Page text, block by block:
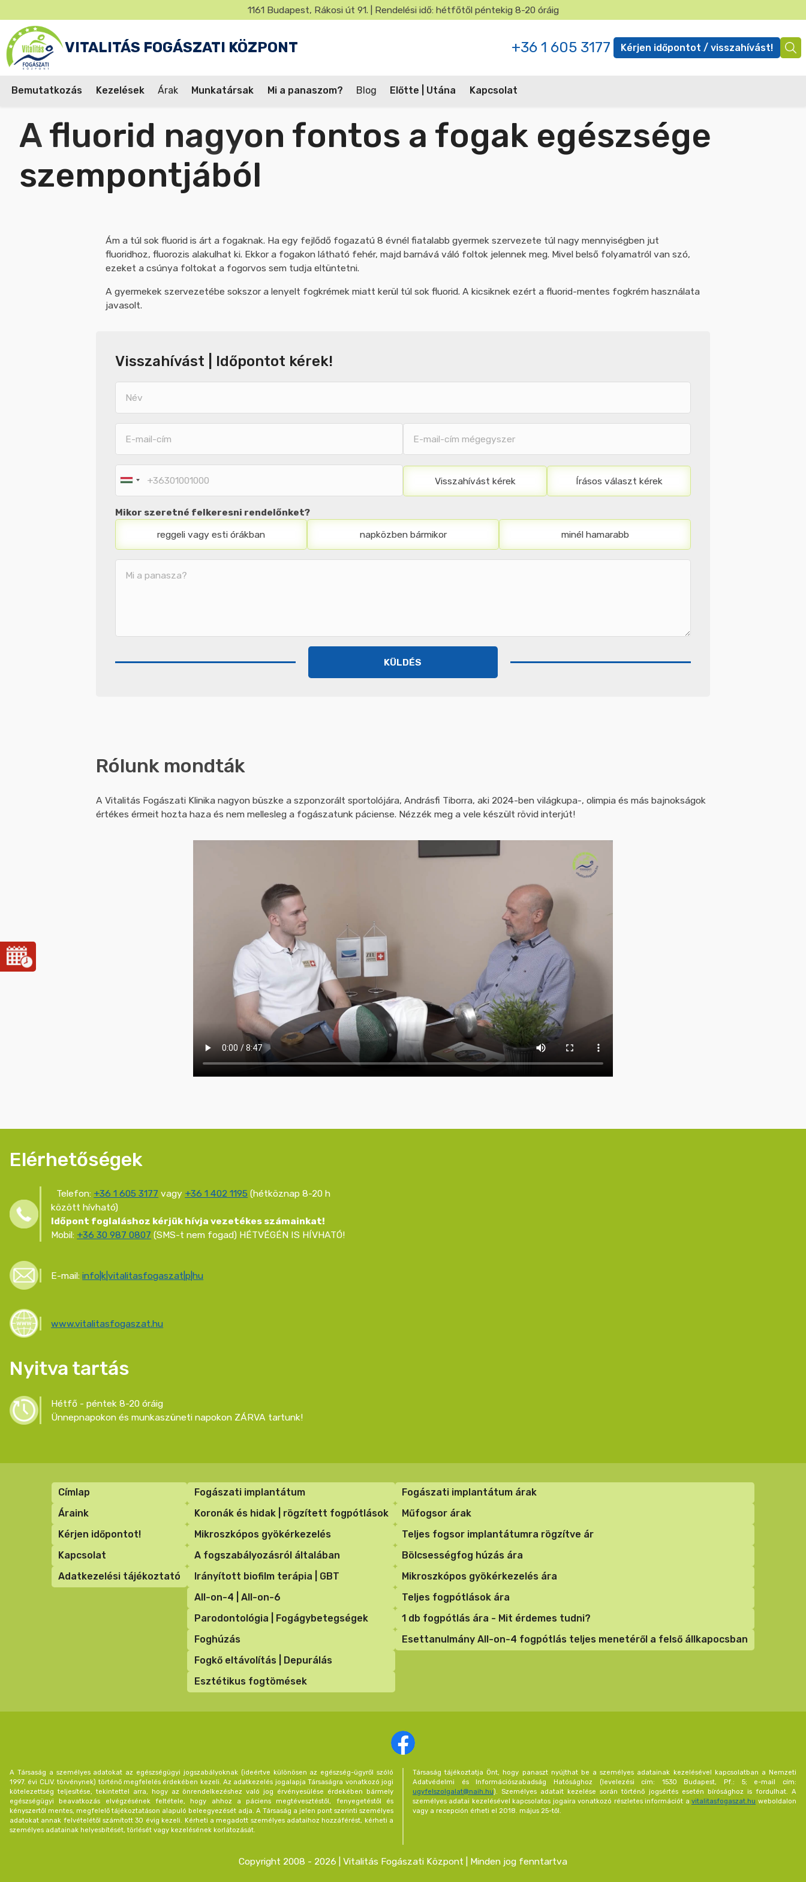
a
tartalomra
1161 Budapest, Rákosi út 91. | Rendelési idő: hétfőtől péntekig 8-20 óráig
VITALITÁS FOGÁSZATI KÖZPONT +36 1 605 3177 Kérjen időpontot / visszahívást!
Fő
navigáció
Bemutatkozás Kezelések Árak Munkatársak Mi a panaszom? Blog Előtte | Utána Kapcsolat
A fluorid nagyon fontos a fogak egészsége
szempontjából
Ám a túl sok fluorid is árt a fogaknak. Ha egy fejlődő fogazatú 8 évnél fiatalabb gyermek szervezete túl nagy mennyiségben jut
fluoridhoz, fluorozis alakulhat ki. Ekkor a fogakon látható fehér, majd barnává váló foltok jelennek meg. Mivel belső folyamatról van szó,
ezeket a csúnya foltokat a fogorvos sem tudja eltüntetni.
A gyermekek szervezetébe sokszor a lenyelt fogkrémek miatt kerül túl sok fluorid. A kicsiknek ezért a fluorid-mentes fogkrém használata
javasolt.
mail-
cím
mail-
cím
mail-
cím
mégegyszer
elérhetőség
Visszahívást kérek Írásos választ kérek
Mikor szeretné felkeresni rendelőnket?
reggeli vagy esti órákban
napközben bármikor minél hamarabb
Rólunk mondták
A Vitalitás Fogászati Klinika nagyon büszke a szponzorált sportolójára, Andrásfi Tiborra, aki 2024-ben világkupa-, olimpia és más bajnokságok
értékes érmeit hozta haza és nem mellesleg a fogászatunk páciense. Nézzék meg a vele készült rövid interjút!
Elérhetőségek
Telefon: +36 1 605 3177 vagy +36 1 402 1195 (hétköznap 8-20 h
között hívható)
Időpont foglaláshoz kérjük hívja vezetékes számainkat!
Mobil: +36 30 987 0807 (SMS-t nem fogad) HÉTVÉGÉN IS HÍVHATÓ!
E-mail:info|k|vitalitasfogaszat|p|hu
www.vitalitasfogaszat.hu
Nyitva tartás
Hétfő - péntek 8-20 óráig
Ünnepnapokon és munkaszüneti napokon ZÁRVA tartunk!
Lábléc
menü
Címlap
Áraink
Kérjen időpontot!
Kapcsolat
Adatkezelési tájékoztató
Fogászati implantátum
Koronák és hidak | rögzített fogpótlások
Mikroszkópos gyökérkezelés
A fogszabályozásról általában
Irányított biofilm terápia | GBT
All-on-4 | All-on-6
Parodontológia | Fogágybetegségek
Foghúzás
Fogkő eltávolítás | Depurálás
Esztétikus fogtömések
Fogászati implantátum árak
Műfogsor árak
Teljes fogsor implantátumra rögzítve ár
Bölcsességfog húzás ára
Mikroszkópos gyökérkezelés ára
Teljes fogpótlások ára
1 db fogpótlás ára - Mit érdemes tudni?
Esettanulmány All-on-4 fogpótlás teljes menetéről a felső állkapocsban
A Társaság a személyes adatokat az egészségügyi jogszabályoknak (ideértve különösen az egészség-ügyről szóló
1997. évi CLIV. törvénynek) történő megfelelés érdekében kezeli. Az adatkezelés jogalapja Társaságra vonatkozó jogi
kötelezettség teljesítése, tekintettel arra, hogy az önrendelkezéshez való jog érvényesülése érdekében bármely
egészségügyi beavatkozás elvégzésének feltétele, hogy ahhoz a páciens megtévesztéstől, fenyegetéstől és
kényszertől mentes, megfelelő tájékoztatáson alapuló beleegyezését adja. A Társaság a jelen pont szerinti személyes
adatokat annak felvételétől számított 30 évig kezeli. Kérheti a megadott személyes adataihoz hozzáférést, kérheti a
személyes adatainak helyesbítését, törlését vagy kezelésének korlátozását.
Társaság tájékoztatja Önt, hogy panaszt nyújthat be a személyes adatainak kezelésével kapcsolatban a Nemzeti
Adatvédelmi és Információszabadság Hatósághoz (levelezési cím: 1530 Budapest, Pf.: 5; e-mail cím:
ugyfelszolgalat@naih.hu). Személyes adatait kezelése során történő jogsértés esetén bírósághoz is fordulhat. A
személyes adatai kezelésével kapcsolatos jogaira vonatkozó részletes információt a vitalitasfogaszat.hu weboldalon
vagy a recepción érheti el 2018. május 25-től.
Copyright 2008 - 2026 | Vitalitás Fogászati Központ | Minden jog fenntartva